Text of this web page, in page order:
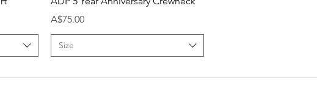
मूल्य
A$75.00
Size